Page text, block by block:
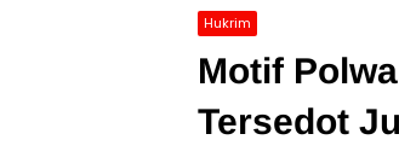
Hukrim
Motif
Tersedot